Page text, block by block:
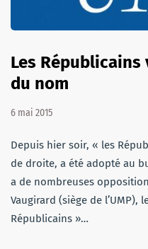
Les Républicains
du nom
6 mai 2015
Depuis hier soir, « les
de droite, a été adopté au
a de nombreuses
Vaugirard (siège de l’UMP),
Républicains »…